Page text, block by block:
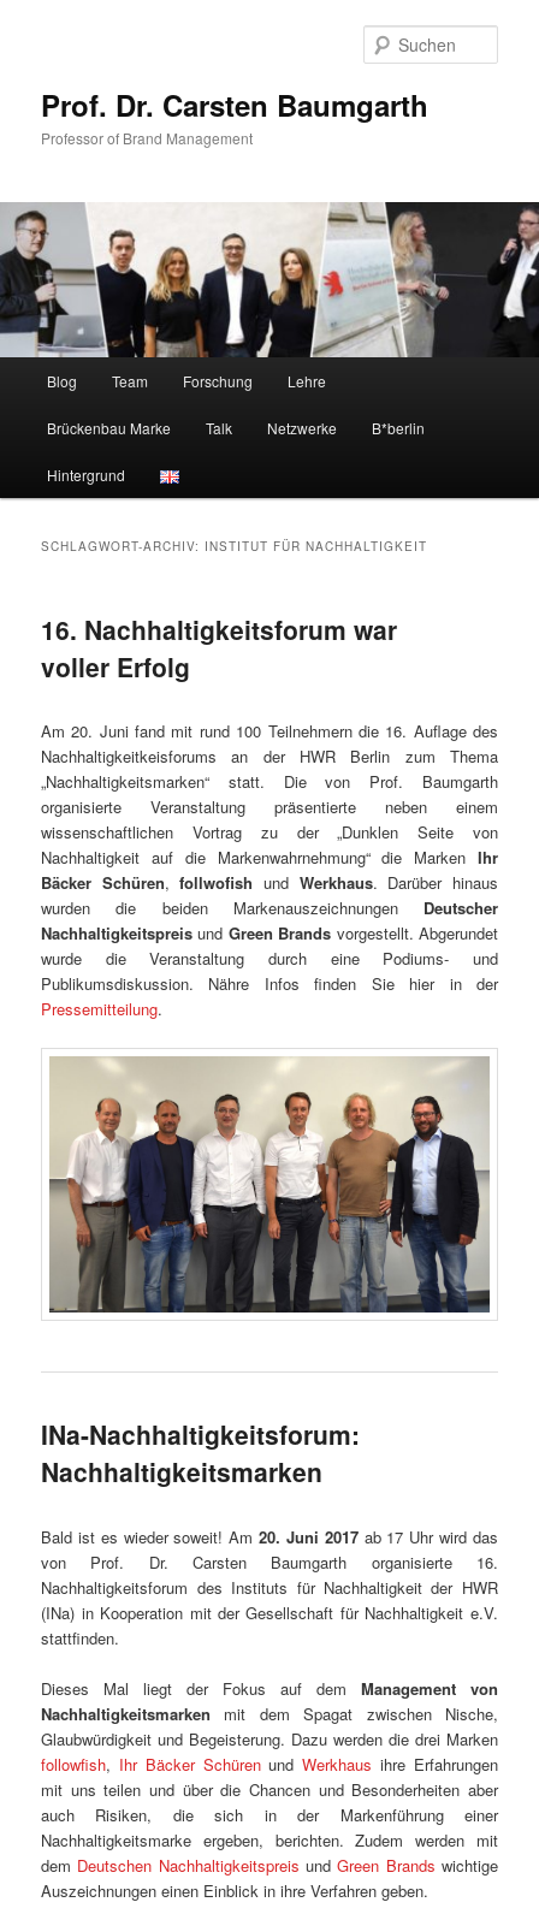
Prof. Dr. Carsten Baumgarth
Professor of Brand Management
Blog Team Forschung Lehre
Brückenbau Marke Talk Netzwerke B*berlin
Hintergrund
SCHLAGWORT-ARCHIV: INSTITUT FÜR NACHHALTIGKEIT
16. Nachhaltigkeitsforum war
voller Erfolg
Am 20. Juni fand mit rund 100 Teilnehmern die 16. Auflage des
Nachhaltigkeitkeisforums an der HWR Berlin zum Thema
„Nachhaltigkeitsmarken“ statt. Die von Prof. Baumgarth
organisierte Veranstaltung präsentierte neben einem
wissenschaftlichen Vortrag zu der „Dunklen Seite von
Nachhaltigkeit auf die Markenwahrnehmung“ die Marken Ihr
Bäcker Schüren,follwofish und Werkhaus. Darüber hinaus
wurden die beiden Markenauszeichnungen Deutscher
Nachhaltigkeitspreis und Green Brands vorgestellt. Abgerundet
wurde die Veranstaltung durch eine Podiums- und
Publikumsdiskussion. Nähre Infos finden Sie hier in der
Pressemitteilung.
INa-Nachhaltigkeitsforum:
Nachhaltigkeitsmarken
Bald ist es wieder soweit! Am20. Juni 2017ab 17 Uhr wird das
von Prof. Dr. Carsten Baumgarth organisierte 16.
Nachhaltigkeitsforum des Instituts für Nachhaltigkeit der HWR
(INa) in Kooperation mit der Gesellschaft für Nachhaltigkeit e.V.
stattfinden.
Dieses Mal liegt der Fokus auf dem Management von
Nachhaltigkeitsmarken mit dem Spagat zwischen Nische,
Glaubwürdigkeit und Begeisterung. Dazu werden die drei Marken
followfish, Ihr Bäcker SchürenundWerkhaus ihre Erfahrungen
mit uns teilen und über die Chancen und Besonderheiten aber
auch Risiken, die sich in der Markenführung einer
Nachhaltigkeitsmarke ergeben, berichten. Zudem werden mit
dem Deutschen Nachhaltigkeitspreis undGreen Brands wichtige
Auszeichnungen einen Einblick in ihre Verfahren geben.